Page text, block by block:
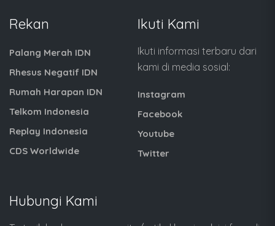
Rekan
Palang Merah IDN
Rhesus Negatif IDN
Rumah Harapan IDN
Telkom Indonesia
Replay Indonesia
CDS Worldwide
Ikuti Kami
Ikuti informasi terbaru dari
kami di media sosial:
Instagram
Facebook
Youtube
Twitter
Hubungi Kami